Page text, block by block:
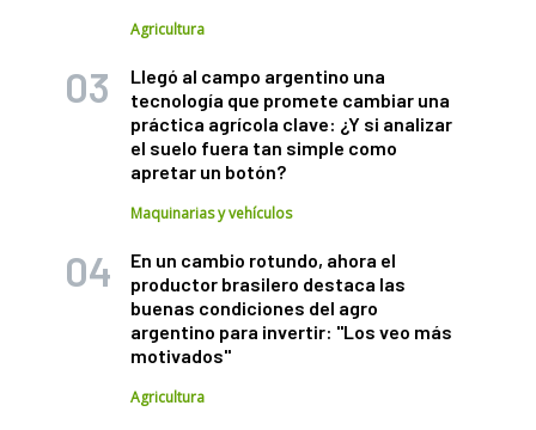
Agricultura
Llegó al campo argentino una
tecnología que promete cambiar una
práctica agrícola clave: ¿Y si analizar
el suelo fuera tan simple como
apretar un botón?
Maquinarias y vehículos
En un cambio rotundo, ahora el
productor brasilero destaca las
buenas condiciones del agro
argentino para invertir: "Los veo más
motivados"
Agricultura